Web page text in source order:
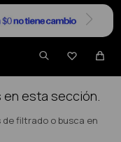

PRODUCTOS
en esta sección.
filtrado o busca en